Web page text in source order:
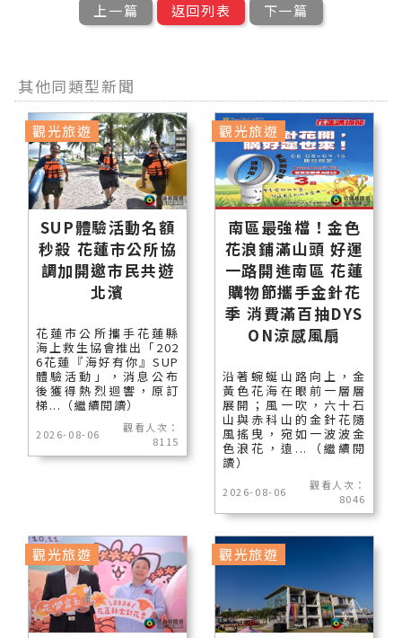
上一篇 返回列表 下一篇
其他同類型新聞
SUP體驗活動名額
秒殺 花蓮市公所協
調加開邀市民共遊
北濱
花蓮市公所攜手花蓮縣
海上救生協會推出「202
6花蓮『海好有你』SUP
體驗活動」，消息公布
後獲得熱烈迴響，原訂
梯...（繼續閱讀）
2026-08-06
觀看人次：
8115
觀光旅遊
南區最強檔！金色
花浪鋪滿山頭 好運
一路開進南區 花蓮
購物節攜手金針花
季 消費滿百抽DYS
ON涼感風扇
沿著蜿蜒山路向上，金
黃色花海在眼前一層層
展開；風一吹，六十石
山與赤科山的金針花隨
風搖曳，宛如一波波金
色浪花，遠...（繼續閱
讀）
2026-08-06
觀看人次：
8046
觀光旅遊
觀光旅遊 觀光旅遊